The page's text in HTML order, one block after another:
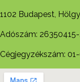
1102 Budapest,
Adószám:
Cégjegyzékszám: